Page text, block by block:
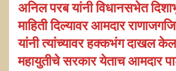
अनिल परब यांनी विधानसभेत
माहिती दिल्यावर आमदार
यांनी त्यांच्यावर हक्कभंग दाखल
महायुतीचे सरकार येताच आमदार